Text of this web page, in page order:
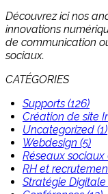
Découvrez ici nos
innovations
de communication
sociaux.
CATÉGORIES
Supports (126)
Création de site
Uncategorized (1)
Webdesign (5)
Réseaux sociaux
RH et
Stratégie Digitale